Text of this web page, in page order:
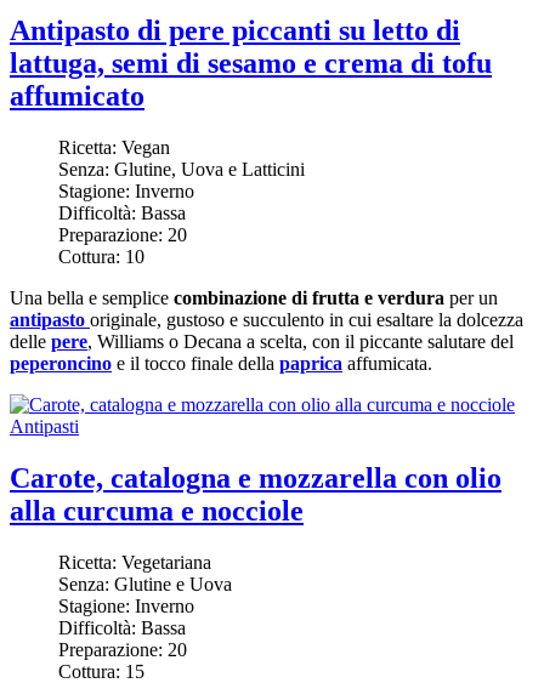
Antipasto di pere piccanti su letto di
lattuga, semi di sesamo e crema di tofu
affumicato
Ricetta: Vegan
Senza: Glutine, Uova e Latticini
Stagione: Inverno
Difficoltà: Bassa
Preparazione: 20
Cottura: 10
Una bella e semplice combinazione di frutta e verdura per un
antipasto originale, gustoso e succulento in cui esaltare la dolcezza
delle pere, Williams o Decana a scelta, con il piccante salutare del
peperoncino e il tocco finale della paprica affumicata.
Antipasti
Carote, catalogna e mozzarella con olio
alla curcuma e nocciole
Ricetta: Vegetariana
Senza: Glutine e Uova
Stagione: Inverno
Difficoltà: Bassa
Preparazione: 20
Cottura: 15